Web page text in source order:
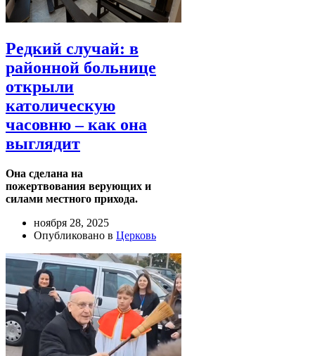
Редкий случай: в
районной больнице
открыли
католическую
часовню – как она
выглядит
Она сделана на
пожертвования верующих и
силами местного прихода.
ноября 28, 2025
Опубликовано в Церковь